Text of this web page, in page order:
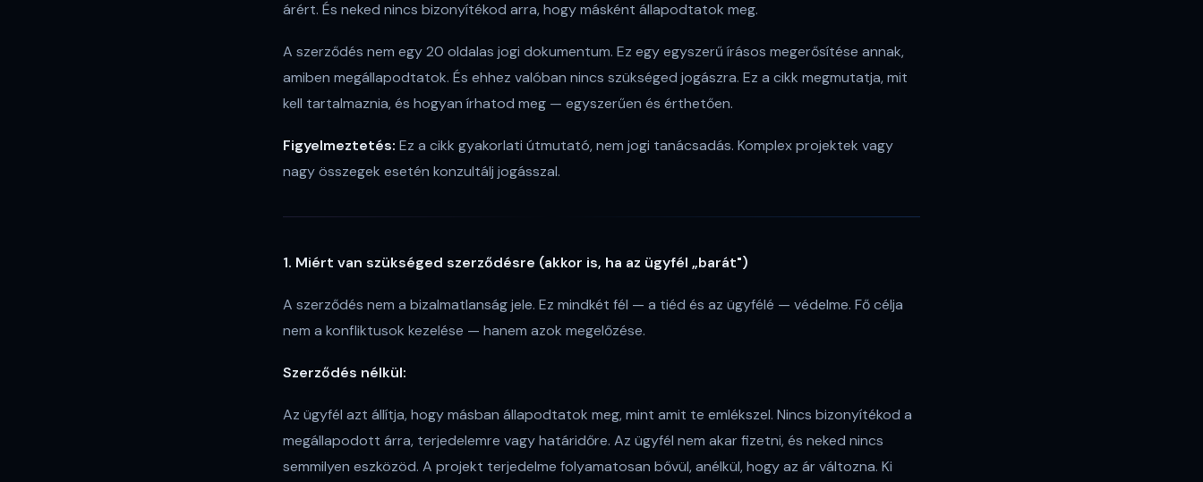
árért. És neked nincs bizonyítékod arra, hogy másként állapodtatok meg.
A szerződés nem egy 20 oldalas jogi dokumentum. Ez egy egyszerű írásos megerősítése annak,
amiben megállapodtatok. És ehhez valóban nincs szükséged jogászra. Ez a cikk megmutatja, mit
kell tartalmaznia, és hogyan írhatod meg — egyszerűen és érthetően.
Figyelmeztetés: Ez a cikk gyakorlati útmutató, nem jogi tanácsadás. Komplex projektek vagy
nagy összegek esetén konzultálj jogásszal.
1. Miért van szükséged szerződésre (akkor is, ha az ügyfél „barát")
A szerződés nem a bizalmatlanság jele. Ez mindkét fél — a tiéd és az ügyfélé — védelme. Fő célja
nem a konfliktusok kezelése — hanem azok megelőzése.
Szerződés nélkül:
Az ügyfél azt állítja, hogy másban állapodtatok meg, mint amit te emlékszel. Nincs bizonyítékod a
megállapodott árra, terjedelemre vagy határidőre. Az ügyfél nem akar fizetni, és neked nincs
semmilyen eszközöd. A projekt terjedelme folyamatosan bővül, anélkül, hogy az ár változna. Ki